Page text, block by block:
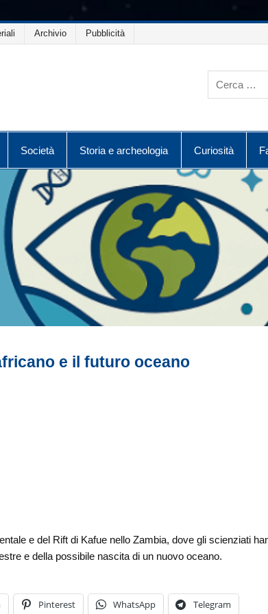
Archivio Pubblicità
Società Storia e archeologia Curiosità
e il futuro oceano
e del Rift di Kafue nello Zambia, dove gli scienziati
e della possibile nascita di un nuovo oceano.
Pinterest WhatsApp Telegram